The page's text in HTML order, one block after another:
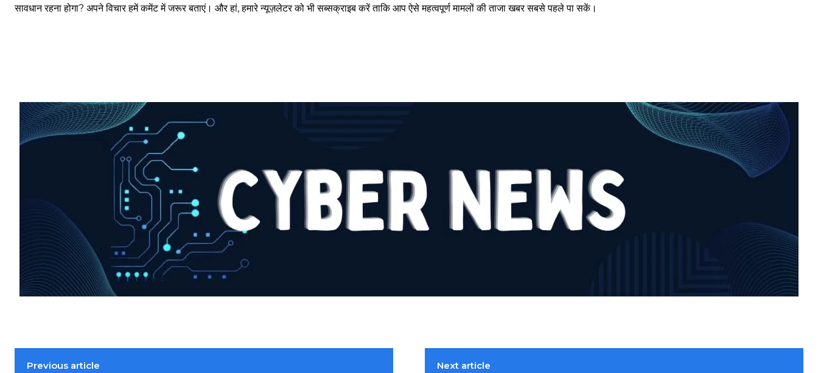
हर खाते के बदले मिलते थे 20 से 25 हजार
सावधान रहना होगा? अपने विचार हमें कमेंट में जरूर बताएं। और हां, हमारे न्यूज़लेटर को भी सब्सक्राइब करें ताकि आप ऐसे महत्वपूर्ण मामलों की ताजा खबर सबसे पहले पा सकें।
Previous article Next article